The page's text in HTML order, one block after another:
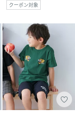
クーポン対象